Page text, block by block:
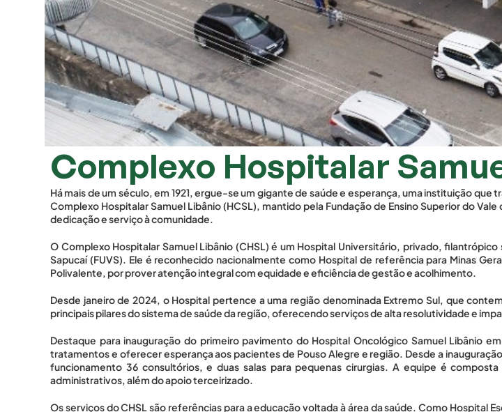
Complexo Hospitalar
Há mais de um século, em 1921, ergue-se um gigante de saúde e esperança, uma instituição
Complexo Hospitalar Samuel Libânio (HCSL), mantido pela Fundação de Ensino Superior do
dedicação e serviço à comunidade.
O Complexo Hospitalar Samuel Libânio (CHSL) é um Hospital Universitário, privado,
Sapucaí (FUVS). Ele é reconhecido nacionalmente como Hospital de referência para Minas
Polivalente, por prover atenção integral com equidade e eficiência de gestão e acolhimento.
Desde janeiro de 2024, o Hospital pertence a uma região denominada Extremo Sul, que
principais pilares do sistema de saúde da região, oferecendo serviços de alta resolutividade e
Destaque para inauguração do primeiro pavimento do Hospital Oncológico Samuel Libânio
tratamentos e oferecer esperança aos pacientes de Pouso Alegre e região. Desde a
funcionamento 36 consultórios, e duas salas para pequenas cirurgias. A equipe é
administrativos, além do apoio terceirizado.
Os serviços do CHSL são referências para a educação voltada à área da saúde. Como Hospital